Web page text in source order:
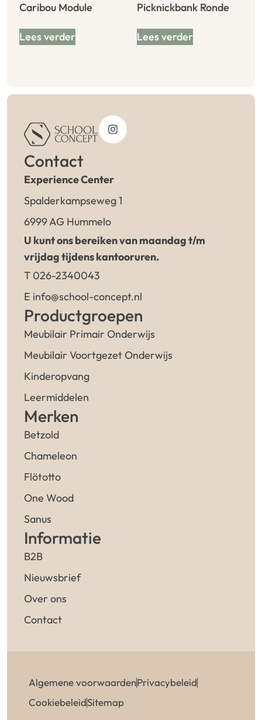
Caribou Module
Lees verder
Picknickbank Ronde
Lees verder
Contact
Experience Center
Spalderkampseweg 1
6999 AG Hummelo
U kunt ons bereiken van maandag t/m
vrijdag tijdens kantooruren.
T 026-2340043
E info@school-concept.nl
Productgroepen
Meubilair Primair Onderwijs
Meubilair Voortgezet Onderwijs
Kinderopvang
Leermiddelen
Merken
Betzold
Chameleon
Flötotto
One Wood
Sanus
Informatie
B2B
Nieuwsbrief
Over ons
Contact
Algemene voorwaardenPrivacybeleid
CookiebeleidSitemap